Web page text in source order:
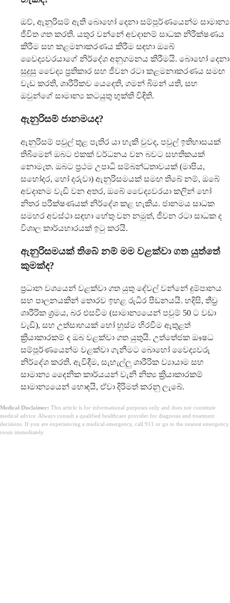
ඔව්, ඇනුරිසම් ඇති බොහෝ දෙනා සම්පූර්ණයෙන්ම සාමාන්‍ය
ජීවිත ගත කරති. යතුර වන්නේ අවදානම් සාධක නිරීක්ෂණය
කිරීම සහ කළමනාකරණය කිරීම සඳහා ඔබේ
වෛද්‍යවරයාගේ නිර්දේශ අනුගමනය කිරීමයි. බොහෝ දෙනා
සුදුසු වෛද්‍ය ප්‍රතිකාර සහ ජීවන රටා කළමනාකරණය සමඟ
වැඩ කරති, ශාරීරිකව යෙදෙති, ගමන් බිමන් යති, සහ
ඔවුන්ගේ සාමාන්‍ය කටයුතු භුක්ති විඳිති.
ඇනුරිසම් ජානමයද?
ඇනුරිසම් පවුල් තුළ පැතිර යා හැකි වුවද, පවුල් ඉතිහාසයක්
තිබීමෙන් ඔබට එකක් වර්ධනය වන බවට සහතිකයක්
නොමැත. ඔබට ප්‍රථම උපාධි සම්බන්ධතාවයක් (මාපිය,
සහෝදර, හෝ දරුවා) ඇනුරිසමයක් සමඟ තිබේ නම්, ඔබේ
අවදානම වැඩි වන අතර, ඔබේ වෛද්‍යවරයා කලින් හෝ
නිතර පරීක්ෂණයක් නිර්දේශ කළ හැකිය. ජානමය සාධක
සමහර අවස්ථා සඳහා හේතු වන නමුත්, ජීවන රටා සාධක ද
විශාල කාර්යභාරයක් ඉටු කරයි.
ඇනුරිසමයක් තිබේ නම් මම වළක්වා ගත යුත්තේ
කුමක්ද?
ප්‍රධාන වශයෙන් වළක්වා ගත යුතු දේවල් වන්නේ දුම්පානය
සහ පාලනයකින් තොරව ඉහළ රුධිර පීඩනයයි. හදිසි, තීව්‍ර
ශාරීරික ශ්‍රමය, බර එසවීම (සාමාන්‍යයෙන් පවුම් 50 ට වඩා
වැඩි), සහ උත්සාහයක් හෝ හුස්ම හිරවීම ඇතුළත්
ක්‍රියාකාරකම් ද ඔබ වළක්වා ගත යුතුයි. උත්තේජක ඖෂධ
සම්පූර්ණයෙන්ම වළක්වා ගැනීමට බොහෝ වෛද්‍යවරු
නිර්දේශ කරති. ඇවිදීම, සැහැල්ලු ශාරීරික ව්‍යායාම සහ
සාමාන්‍ය දෛනික කාර්යයන් වැනි නිත්‍ය ක්‍රියාකාරකම්
සාමාන්‍යයෙන් හොඳයි, ඒවා දිරිමත් කරනු ලැබේ.
Medical Disclaimer: This article is for informational purposes only and does not constitute
medical advice. Always consult a qualified healthcare provider for diagnosis and treatment
decisions. If you are experiencing a medical emergency, call 911 or go to the nearest emergency
room immediately.